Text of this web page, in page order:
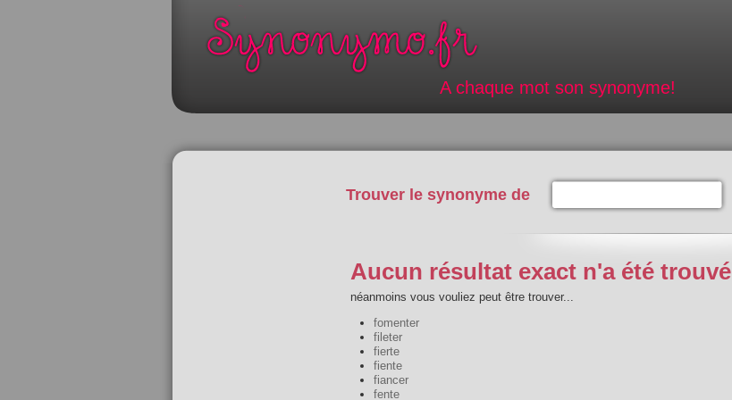
A chaque mot son synonyme!
Trouver le synonyme de
Aucun résultat exact n'a été trouvé
néanmoins vous vouliez peut être trouver...
fomenter
fileter
fierte
fiente
fiancer
fente